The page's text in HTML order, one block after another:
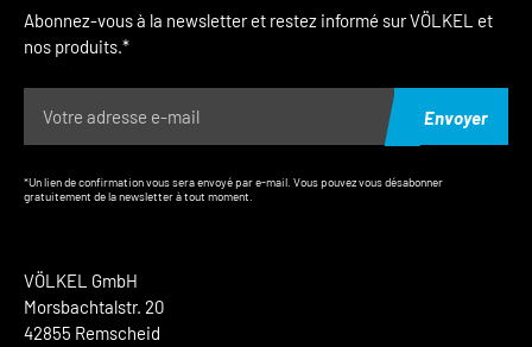
VÖLKEL GmbH
Morsbachtalstr. 20
42855 Remscheid
Abonnez-vous à la newsletter et restez informé sur VÖLKEL et
nos produits.*
Envoyer
*Un lien de confirmation vous sera envoyé par e-mail. Vous pouvez vous désabonner
gratuitement de la newsletter à tout moment.